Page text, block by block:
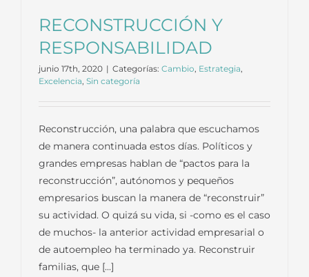
RECONSTRUCCIÓN Y
RESPONSABILIDAD
junio 17th, 2020 | Categorías: Cambio, Estrategia,
Excelencia, Sin categoría
Reconstrucción, una palabra que escuchamos
de manera continuada estos días. Políticos y
grandes empresas hablan de “pactos para la
reconstrucción”, autónomos y pequeños
empresarios buscan la manera de “reconstruir”
su actividad. O quizá su vida, si -como es el caso
de muchos- la anterior actividad empresarial o
de autoempleo ha terminado ya. Reconstruir
familias, que [...]